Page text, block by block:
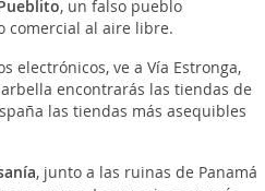
, un falso pueblo
comercial al aire libre.
electrónicos, ve a Vía Estronga,
encontrarás las tiendas de
las tiendas más asequibles
, junto a las ruinas de Panamá